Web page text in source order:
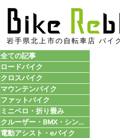
岩手県北上市の自転車店 バイ
全ての記事
ロードバイク
クロスバイク
マウンテンバイク
ファットバイク
ミニベロ・折り畳み
クルーザー・BMX・シングル
電動アシスト・eバイク